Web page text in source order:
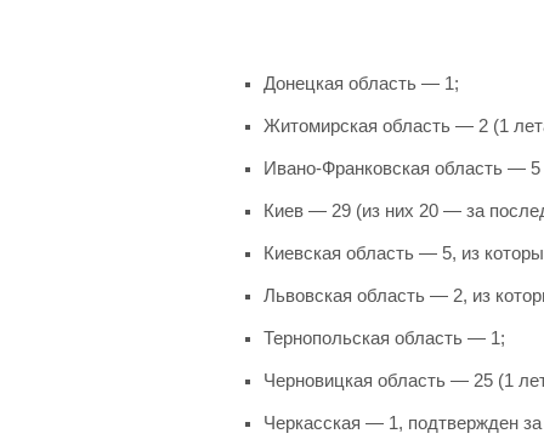
Донецкая область — 1;
Житомирская область — 2 (1
Ивано-Франковская область —
Киев — 29 (из них 20 — за
Киевская область — 5, из
Львовская область — 2, из
Тернопольская область — 1;
Черновицкая область — 25 (1
Черкасская — 1, подтвержден